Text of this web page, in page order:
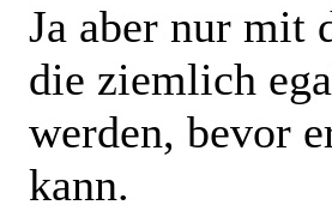
Ja aber nur mit
die ziemlich
werden, bevor
kann.